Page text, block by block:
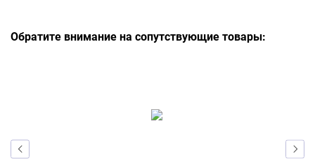
Обратите внимание на сопутствующие товары: